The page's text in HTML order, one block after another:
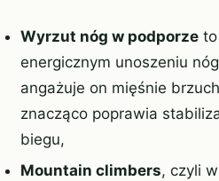
Wyrzut nóg w podporzeto
energicznym unoszeniu
angażuje on mięśnie
znacząco poprawia
biegu,
Mountain climbers, czyli